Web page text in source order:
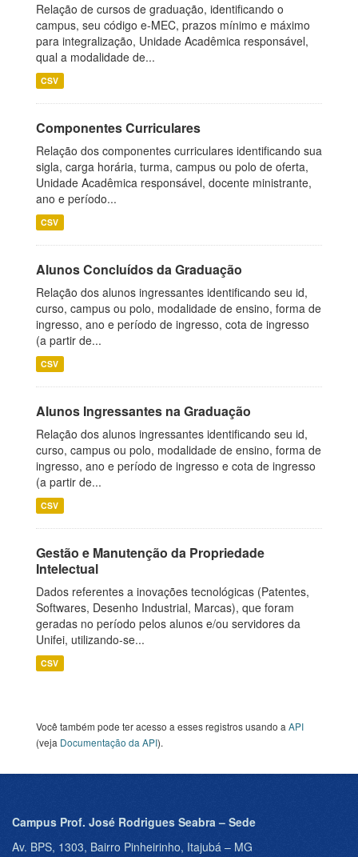
Relação de cursos de graduação, identificando o
campus, seu código e-MEC, prazos mínimo e máximo
para integralização, Unidade Acadêmica responsável,
qual a modalidade de...
CSV
Componentes Curriculares
Relação dos componentes curriculares identificando sua
sigla, carga horária, turma, campus ou polo de oferta,
Unidade Acadêmica responsável, docente ministrante,
ano e período...
CSV
Alunos Concluídos da Graduação
Relação dos alunos ingressantes identificando seu id,
curso, campus ou polo, modalidade de ensino, forma de
ingresso, ano e período de ingresso, cota de ingresso
(a partir de...
CSV
Alunos Ingressantes na Graduação
Relação dos alunos ingressantes identificando seu id,
curso, campus ou polo, modalidade de ensino, forma de
ingresso, ano e período de ingresso e cota de ingresso
(a partir de...
CSV
Gestão e Manutenção da Propriedade
Intelectual
Dados referentes a inovações tecnológicas (Patentes,
Softwares, Desenho Industrial, Marcas), que foram
geradas no período pelos alunos e/ou servidores da
Unifei, utilizando-se...
CSV
Você também pode ter acesso a esses registros usando a API
(veja Documentação da API).
Campus Prof. José Rodrigues Seabra – Sede
Av. BPS, 1303, Bairro Pinheirinho, Itajubá – MG